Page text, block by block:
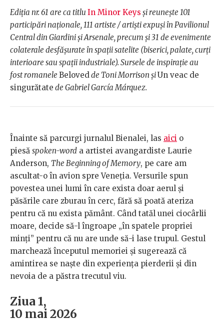
Ediția nr. 61 are ca titlu In Minor Keys și reunește 101
participări naționale, 111 artiste / artiști expuși în Pavilionul
Central din Giardini și Arsenale, precum și 31 de evenimente
colaterale desfășurate în spații satelite (biserici, palate, curți
interioare sau spații industriale). Sursele de inspirație au
fost romanele Belovedde Toni Morrison șiUn veac de
singurătate de Gabriel García Márquez.
Înainte să parcurgi jurnalul Bienalei, las aici o
piesă spoken-word a artistei avangardiste Laurie
Anderson, The Beginning of Memory, pe care am
ascultat-o în avion spre Veneția. Versurile spun
povestea unei lumi în care exista doar aerul și
păsările care zburau în cerc, fără să poată ateriza
pentru că nu exista pământ. Când tatăl unei ciocârlii
moare, decide să-l îngroape „în spatele propriei
minți” pentru că nu are unde să-i lase trupul. Gestul
marchează începutul memoriei și sugerează că
amintirea se naște din experiența pierderii și din
nevoia de a păstra trecutul viu.
Ziua 1,
10 mai 2026